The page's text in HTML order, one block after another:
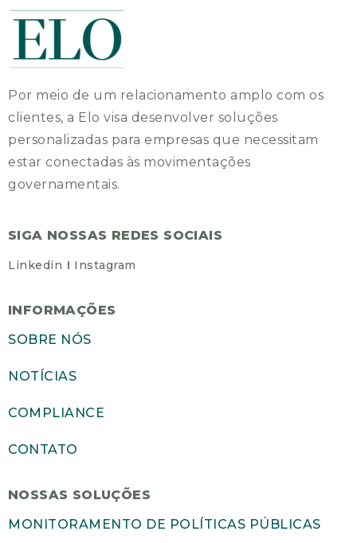
Por meio de um relacionamento amplo com os
clientes, a Elo visa desenvolver soluções
personalizadas para empresas que necessitam
estar conectadas às movimentações
governamentais.
SIGA NOSSAS REDES SOCIAIS
Linkedin Instagram
INFORMAÇÕES
SOBRE NÓS
NOTÍCIAS
COMPLIANCE
CONTATO
NOSSAS SOLUÇÕES
MONITORAMENTO DE POLÍTICAS PÚBLICAS